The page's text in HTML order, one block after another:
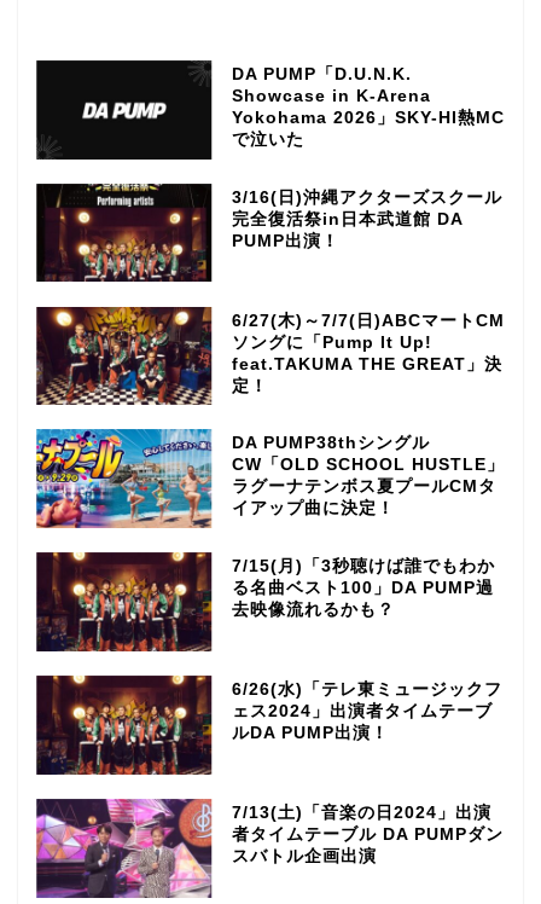
DA PUMP「D.U.N.K.
Showcase in K-Arena
Yokohama 2026」SKY-HI熱MC
で泣いた
3/16(日)沖縄アクターズスクール
完全復活祭in日本武道館 DA
PUMP出演！
6/27(木)～7/7(日)ABCマートCM
ソングに「Pump It Up!
feat.TAKUMA THE GREAT」決
定！
DA PUMP38thシングル
CW「OLD SCHOOL HUSTLE」
ラグーナテンボス夏プールCMタ
イアップ曲に決定！
7/15(月)「3秒聴けば誰でもわか
る名曲ベスト100」DA PUMP過
去映像流れるかも？
6/26(水)「テレ東ミュージックフ
ェス2024」出演者タイムテーブ
ルDA PUMP出演！
7/13(土)「音楽の日2024」出演
者タイムテーブル DA PUMPダン
スバトル企画出演
テレビ
ラジオ